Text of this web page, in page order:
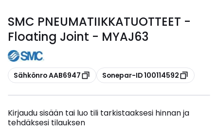
SMC PNEUMATIIKKATUOTTEET -
Floating Joint - MYAJ63
Kopioi
Sähkönro AAB6947 Kopioi
Sonepar-ID 100114592
Kirjaudu sisään tai luo tili tarkistaaksesi hinnan ja
tehdäksesi tilauksen